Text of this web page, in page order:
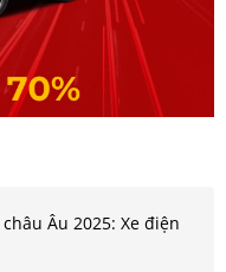
Âu 2025: Xe điện